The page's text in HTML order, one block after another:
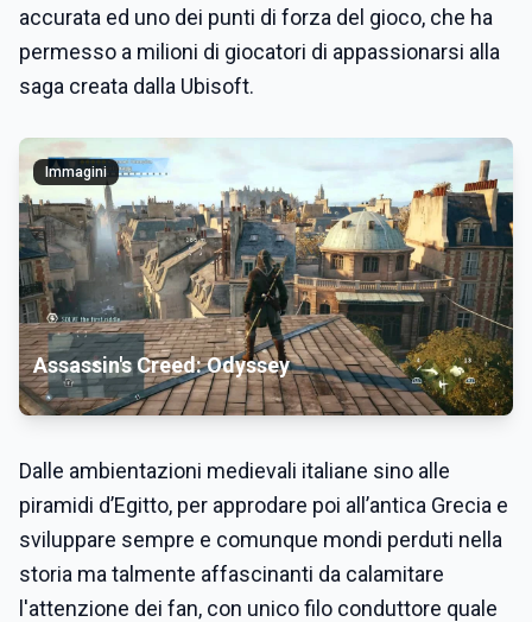
accurata ed uno dei punti di forza del gioco, che ha
permesso a milioni di giocatori di appassionarsi alla
saga creata dalla Ubisoft.
Immagini
Assassin's Creed: Odyssey
Dalle ambientazioni medievali italiane sino alle
piramidi d’Egitto, per approdare poi all’antica Grecia e
sviluppare sempre e comunque mondi perduti nella
storia ma talmente affascinanti da calamitare
l'attenzione dei fan, con unico filo conduttore quale